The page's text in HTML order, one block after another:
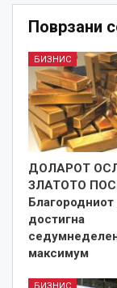
Поврзани
БИЗНИС
ДОЛАРОТ
ЗЛАТОТО
Благородниот
достигна
максимум